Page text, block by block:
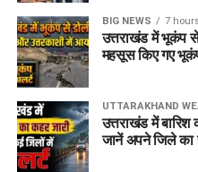
BIG NEWS 7
उत्तराखंड में भूकंप से
महसूस किए गए
UTTARAKHAND
उत्तराखंड में
जानें अपने जिले का